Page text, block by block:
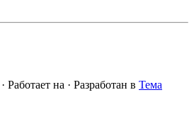
· Работает на · Разработан в Тема